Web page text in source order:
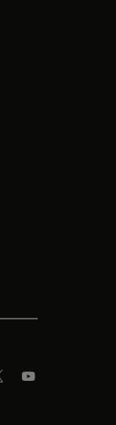
in a new tab
tab
in a new tab
tab